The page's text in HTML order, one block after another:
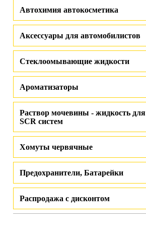
Автохимия автокосметика
Аксессуары для автомобилистов
Стеклоомывающие жидкости
Ароматизаторы
Раствор мочевины - жидкость для
SCR систем
Хомуты червячные
Предохранители, Батарейки
Распродажа с дисконтом